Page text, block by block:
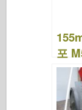
포
사